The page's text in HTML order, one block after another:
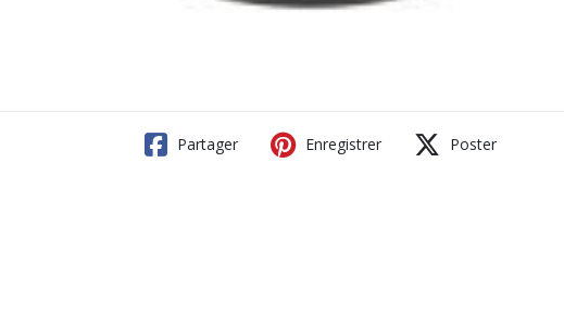
Partager Enregistrer Poster